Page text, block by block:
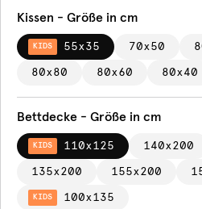
Kissen - Größe in cm
KIDS 55x35 70x50
80x80 80x60 80x40
Bettdecke - Größe in cm
KIDS 110x125 140x200
135x200 155x200
KIDS 100x135